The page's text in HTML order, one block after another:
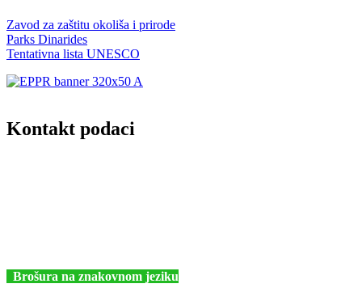
Zavod za zaštitu okoliša i prirode
Parks Dinarides
Tentativna lista UNESCO
Kontakt podaci
Brošura na znakovnom jeziku